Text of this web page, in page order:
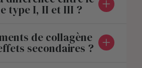
type I, II et III ?
de collagène
secondaires ?